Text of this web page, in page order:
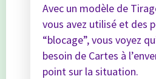
Avec un modèle de
vous avez utilisé et des
“blocage”, vous voyez
besoin de Cartes à
point sur la situation.